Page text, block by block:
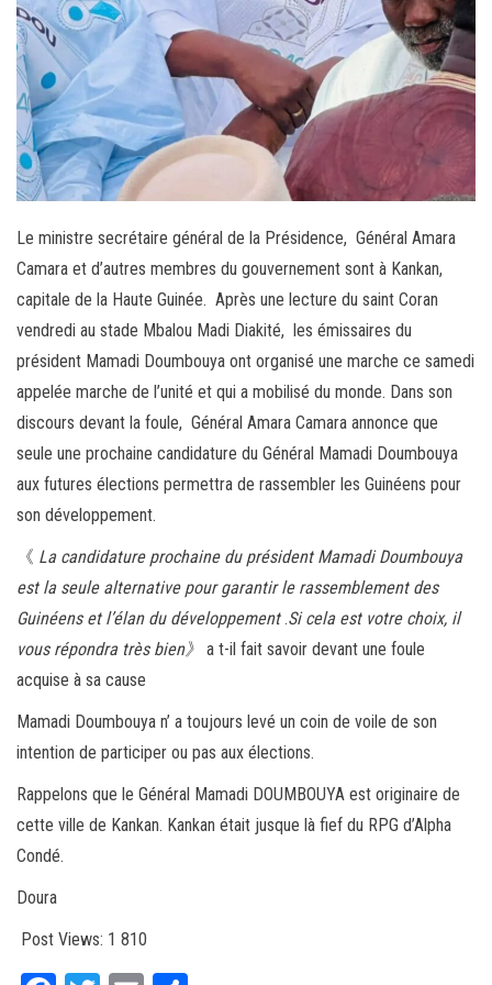
Le ministre secrétaire général de la Présidence, Général Amara
Camara et d’autres membres du gouvernement sont à Kankan,
capitale de la Haute Guinée. Après une lecture du saint Coran
vendredi au stade Mbalou Madi Diakité, les émissaires du
président Mamadi Doumbouya ont organisé une marche ce samedi
appelée marche de l’unité et qui a mobilisé du monde. Dans son
discours devant la foule, Général Amara Camara annonce que
seule une prochaine candidature du Général Mamadi Doumbouya
aux futures élections permettra de rassembler les Guinéens pour
son développement.
《 La candidature prochaine du président Mamadi Doumbouya
est la seule alternative pour garantir le rassemblement des
Guinéens et l’élan du développement.Si cela est votre choix, il
vous répondra très bien》 a t-il fait savoir devant une foule
acquise à sa cause
Mamadi Doumbouya n’ a toujours levé un coin de voile de son
intention de participer ou pas aux élections.
Rappelons que le Général Mamadi DOUMBOUYA est originaire de
cette ville de Kankan. Kankan était jusque là fief du RPG d’Alpha
Condé.
Doura
Post Views: 1 810